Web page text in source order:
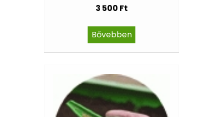
3 500 Ft
Bővebben